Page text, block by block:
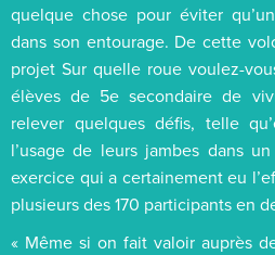
quelque chose pour éviter
dans son entourage. De cette
projet Sur quelle roue voulez-
élèves de 5e secondaire de
relever quelques défis, telle
l’usage de leurs jambes dans
exercice qui a certainement eu
plusieurs des 170 participants en
« Même si on fait valoir auprès